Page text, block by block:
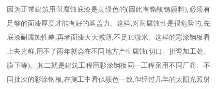
因为正常建筑用耐腐蚀底漆是黄绿色的(因此有铬酸锶颜料),必须有
足够的面漆厚度才能有好的遮盖力。这样,对耐腐蚀性是很危险的,先
底漆耐腐蚀性差,再者面漆大大减薄,不足10微米。这样的彩涂钢板看
上去光鲜,用不了两年就会在不同地方产生腐蚀(切口、折弯加工处、
膜下等)。其二就是建筑工程用彩涂钢板同一工程采用不同厂商、不
同批次的彩涂钢板,在施工中看似颜色一致,但经过几年的太阳光照射